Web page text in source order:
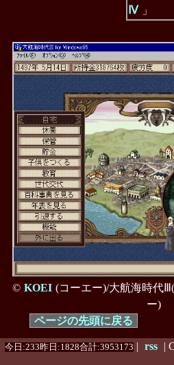
Ⅳ 」
© KOEI (コーエー)/大航海時代
ー)
ページの先頭に戻る
今日:233昨日:1828合計:3953173 | rss |